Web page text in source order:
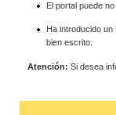
El portal puede
Ha introducido
bien escrito.
Atención: Si desea